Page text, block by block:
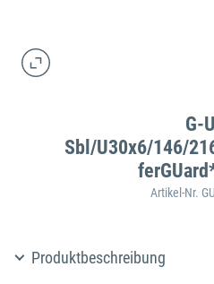
G-U
Sbl/U30x6/146/
Artikel-Nr.
Produktbeschreibung